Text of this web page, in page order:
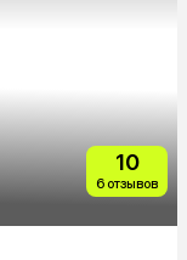
10
6 отзывов